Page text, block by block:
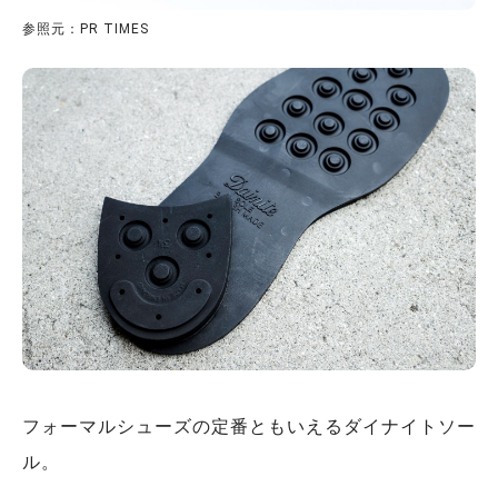
参照元：PR TIMES
フォーマルシューズの定番ともいえるダイナイトソー
ル。